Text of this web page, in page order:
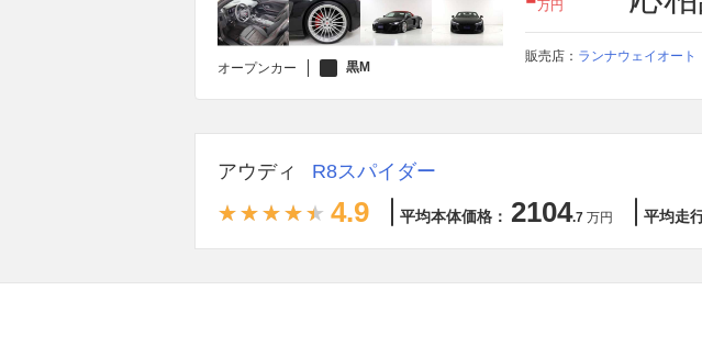
オープンカー 黒M
万円
販売店： ランナウェイオート
アウディ R8スパイダー
4.9 平均本体価格： 2104.7 万円 平均走